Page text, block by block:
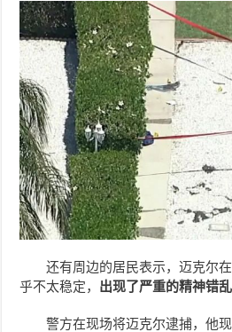
还有周边的居民表示，迈克尔
乎不太稳定， 出现了严重的精神错
警方在现场将迈克尔逮捕，他